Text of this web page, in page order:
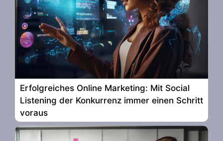
Erfolgreiches Online Marketing: Mit Social
Listening der Konkurrenz immer einen Schritt
voraus